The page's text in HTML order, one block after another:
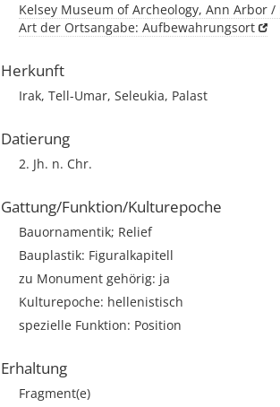
Kelsey Museum of Archeology, Ann Arbor
Art der Ortsangabe: Aufbewahrungsort
Herkunft
Irak, Tell-Umar, Seleukia, Palast
Datierung
2. Jh. n. Chr.
Gattung/Funktion/Kulturepoche
Bauornamentik; Relief
Bauplastik: Figuralkapitell
zu Monument gehörig: ja
Kulturepoche: hellenistisch
spezielle Funktion: Position
Erhaltung
Fragment(e)